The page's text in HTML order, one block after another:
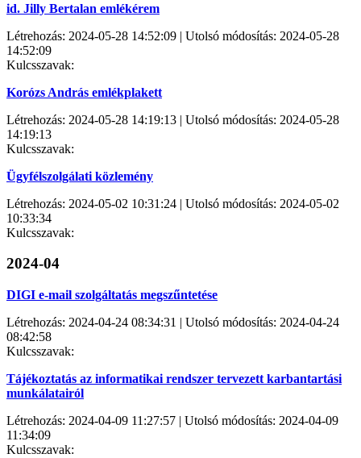
id. Jilly Bertalan emlékérem
Létrehozás: 2024-05-28 14:52:09 | Utolsó módosítás: 2024-05-28
14:52:09
Kulcsszavak:
Korózs András emlékplakett
Létrehozás: 2024-05-28 14:19:13 | Utolsó módosítás: 2024-05-28
14:19:13
Kulcsszavak:
Ügyfélszolgálati közlemény
Létrehozás: 2024-05-02 10:31:24 | Utolsó módosítás: 2024-05-02
10:33:34
Kulcsszavak:
2024-04
DIGI e-mail szolgáltatás megszűntetése
Létrehozás: 2024-04-24 08:34:31 | Utolsó módosítás: 2024-04-24
08:42:58
Kulcsszavak:
Tájékoztatás az informatikai rendszer tervezett karbantartási
munkálatairól
Létrehozás: 2024-04-09 11:27:57 | Utolsó módosítás: 2024-04-09
11:34:09
Kulcsszavak: